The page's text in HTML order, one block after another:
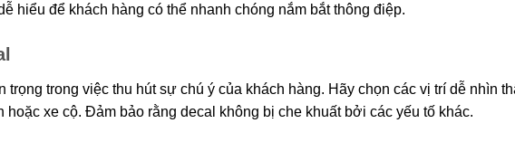
hiểu để khách hàng có thể nhanh chóng nắm bắt thông điệp.
trọng trong việc thu hút sự chú ý của khách hàng. Hãy chọn các vị trí dễ nhìn
xe cộ. Đảm bảo rằng decal không bị che khuất bởi các yếu tố khác.